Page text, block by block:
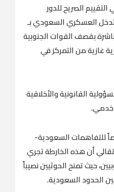
الصريح للدور
العسكري السعودي بـ
بقصف القوات الجنوبية
غازية من التمركز في
القانونية والأخلاقية
خدمي.
للتفاهمات السعودية-
أن هذه الخارطة تجري
حيث تمنح الحوثيين نصيباً
الحدود السعودية.